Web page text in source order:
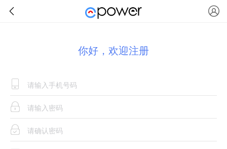
你好，欢迎注册